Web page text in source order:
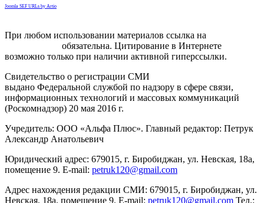
Joomla SEF URLs by Artio
При любом использовании материалов ссылка на
обязательна. Цитирование в Интернете
возможно только при наличии активной гиперссылки.
Свидетельство о регистрации СМИ
выдано Федеральной службой по надзору в сфере связи,
информационных технологий и массовых коммуникаций
(Роскомнадзор) 20 мая 2016 г.
Учредитель: ООО «Альфа Плюс». Главный редактор: Петрук
Александр Анатольевич
Юридический адрес: 679015, г. Биробиджан, ул. Невская, 18а,
помещение 9. E-mail: petruk120@gmail.com
Адрес нахождения редакции СМИ: 679015, г. Биробиджан, ул.
Невская, 18а, помещение 9. E-mail: petruk120@gmail.com Тел.: